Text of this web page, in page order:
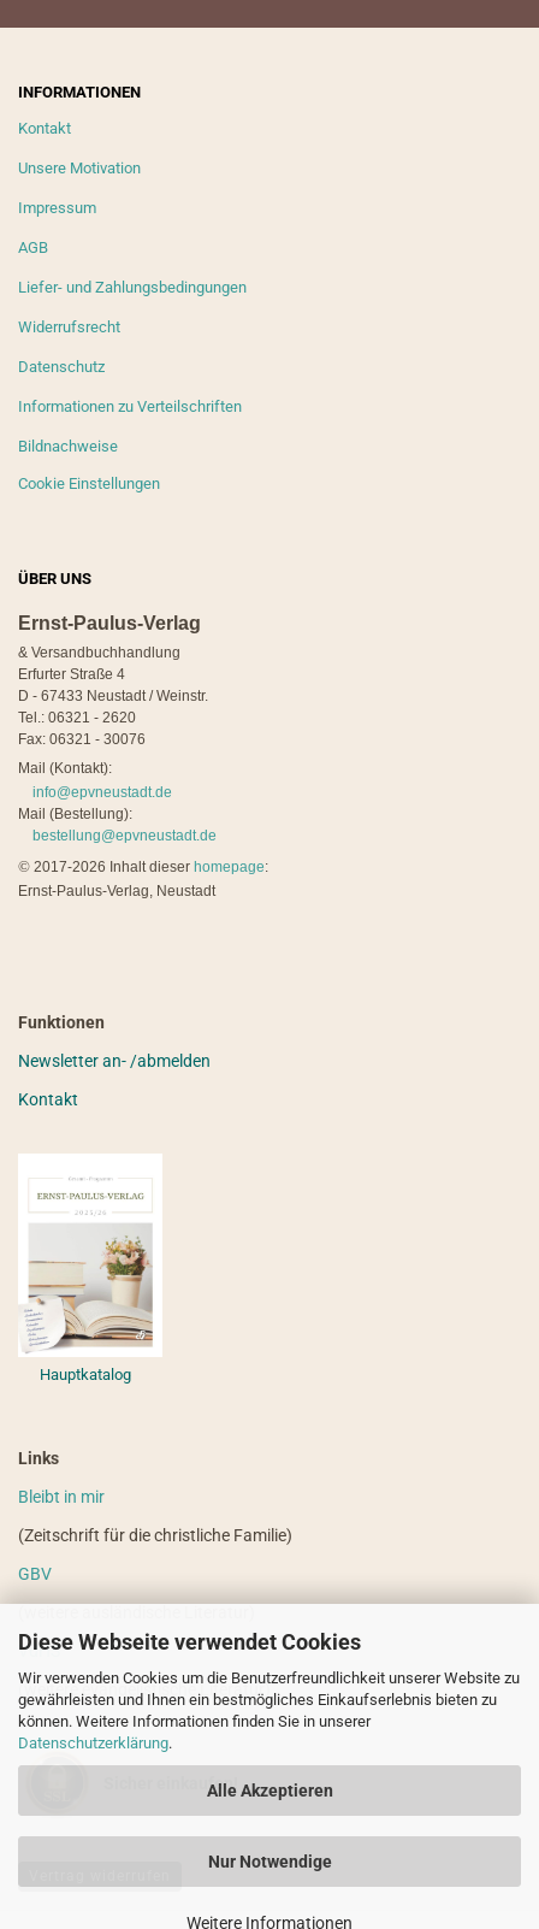
Diese Webseite verwendet Cookies
Wir verwenden Cookies um die Benutzerfreundlichkeit unserer Website zu
gewährleisten und Ihnen ein bestmögliches Einkaufserlebnis bieten zu
können. Weitere Informationen finden Sie in unserer
Datenschutzerklärung.
Alle Akzeptieren
Nur Notwendige
Weitere Informationen
INFORMATIONEN
Kontakt
Unsere Motivation
Impressum
AGB
Liefer- und Zahlungsbedingungen
Widerrufsrecht
Datenschutz
Informationen zu Verteilschriften
Bildnachweise
Cookie Einstellungen
ÜBER UNS
Ernst-Paulus-Verlag
& Versandbuchhandlung
Erfurter Straße 4
D - 67433 Neustadt / Weinstr.
Tel.: 06321 - 2620
Fax: 06321 - 30076
Mail (Kontakt):
info@epvneustadt.de
Mail (Bestellung):
bestellung@epvneustadt.de
© 2017-2026 Inhalt dieser homepage:
Ernst-Paulus-Verlag, Neustadt
Funktionen
Newsletter an- /abmelden
Kontakt
Hauptkatalog
Links
Bleibt in mir
(Zeitschrift für die christliche Familie)
GBV
VdHS
(weitere evangelistische Literatur)
Sicher einkaufen!